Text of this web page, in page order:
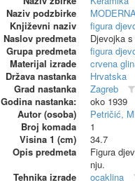
Naziv podzbirke
Književni naziv
figura
Naslov predmeta
Djevojka
Grupa predmeta
figura
Materijal izrade
crvena
Država nastanka
Hrvatska
Grad nastanka
Zagreb
Godina nastanka:
oko 1939
Autor (osoba)
Petričić,
Broj komada
1
Visina 1 (cm)
34.7
Opis predmeta
Figura
nju.
Tehnika izrade
ocaklina